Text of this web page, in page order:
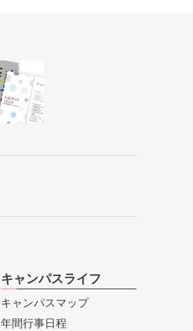
キャンパスライフ
キャンパスマップ
年間行事日程